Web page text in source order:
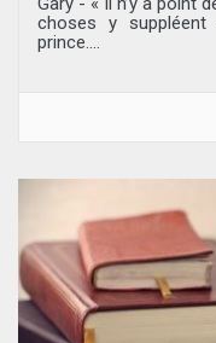
choses y
prince....